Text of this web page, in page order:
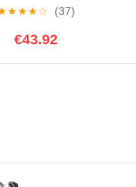
★★★☆ (37)
€43.92